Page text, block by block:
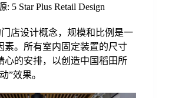
: 5 Star Plus Retail Design
门店设计概念，规模和比例是一
素。所有室内固定装置的尺寸
心的安排，以创造中国稻田所
”效果。